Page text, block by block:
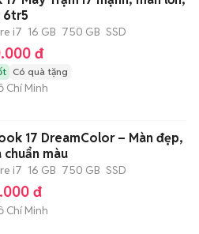
6tr5
i7 16 GB 750 GB SSD
đ
Có quà tặng
Chí Minh
17 DreamColor – Màn đẹp,
chuẩn màu
i7 16 GB 750 GB SSD
đ
Chí Minh